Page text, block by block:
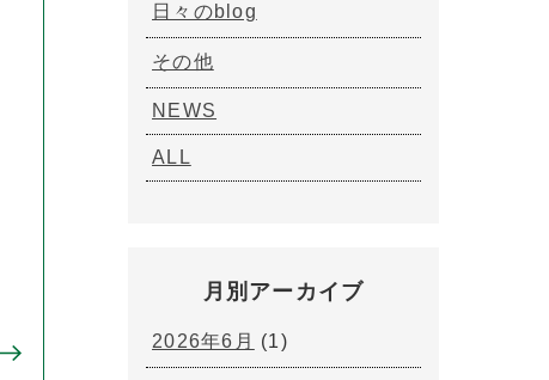
日々のblog
その他
NEWS
ALL
月別アーカイブ
2026年6月 (1)